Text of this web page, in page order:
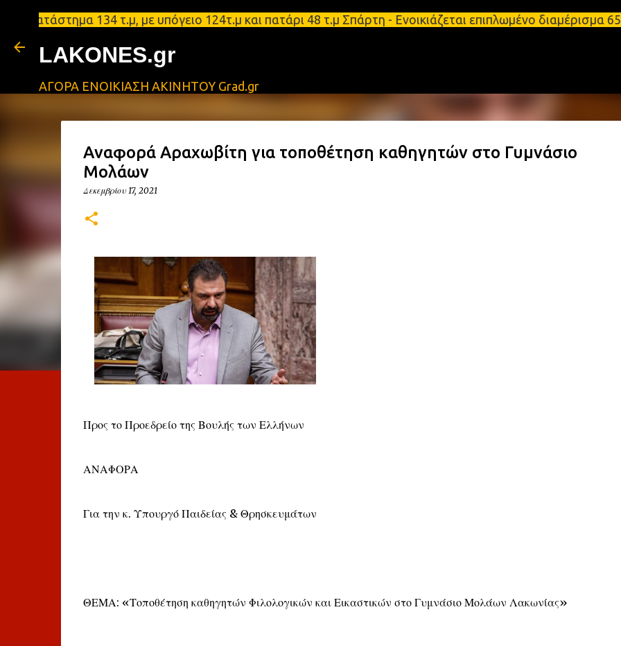
Μετάβαση στο κύριο περιεχόμενο
134 τ.μ, με υπόγειο 124τ.μ και πατάρι 48 τ.μ Σπάρτη - Ενοικιάζεται επιπλωμένο
LAKONES.gr
ΑΓΟΡΑ ΕΝΟΙΚΙΑΣΗ ΑΚΙΝΗΤΟΥ Grad.gr
Αναφορά Αραχωβίτη για τοποθέτηση καθηγητών στο Γυμνάσιο
Μολάων
Δεκεμβρίου 17, 2021
Προς το Προεδρείο της Βουλής των Ελλήνων
ΑΝΑΦΟΡΑ
Για την κ. Υπουργό Παιδείας & Θρησκευμάτων
ΘΕΜΑ: «Τοποθέτηση καθηγητών Φιλολογικών και Εικαστικών στο Γυμνάσιο Μολάων Λακωνίας»